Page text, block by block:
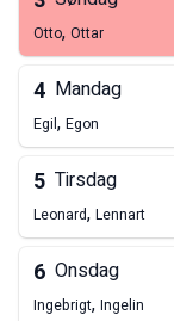
Otto, Ottar
4 Mandag
Egil, Egon
5 Tirsdag
Leonard, Lennart
6 Onsdag
Ingebrigt, Ingelin